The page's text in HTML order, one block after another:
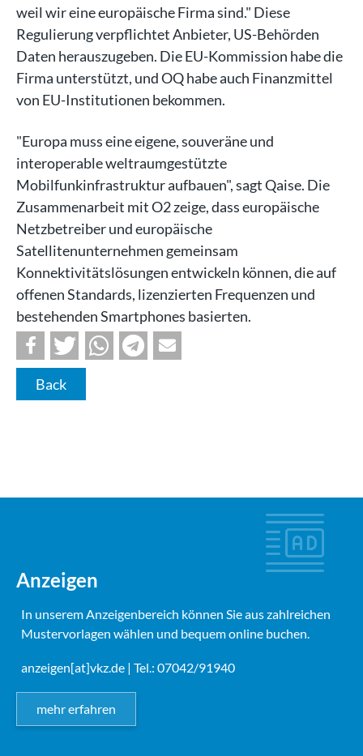
weil wir eine europäische Firma sind." Diese
Regulierung verpflichtet Anbieter, US-Behörden
Daten herauszugeben. Die EU-Kommission habe die
Firma unterstützt, und OQ habe auch Finanzmittel
von EU-Institutionen bekommen.
"Europa muss eine eigene, souveräne und
interoperable weltraumgestützte
Mobilfunkinfrastruktur aufbauen", sagt Qaise. Die
Zusammenarbeit mit O2 zeige, dass europäische
Netzbetreiber und europäische
Satellitenunternehmen gemeinsam
Konnektivitätslösungen entwickeln können, die auf
offenen Standards, lizenzierten Frequenzen und
bestehenden Smartphones basierten.
Back
Anzeigen
In unserem Anzeigenbereich können Sie aus zahlreichen
Mustervorlagen wählen und bequem online buchen.
anzeigen[at]vkz.de | Tel.: 07042/91940
mehr erfahren